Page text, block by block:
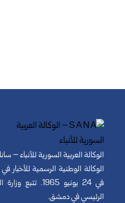
الوكالة العربية السورية للأنباء – سانا
الوكالة الوطنية الرسمية للأخبار
في 24 يونيو 1965.
الرئيسي في دمشق.